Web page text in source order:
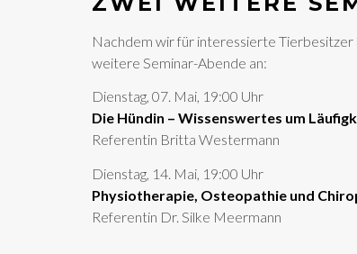
Nachdem wir für interessierte Tierbesitzer
weitere Seminar-Abende an:
Dienstag, 07. Mai, 19:00 Uhr
Die Hündin – Wissenswertes um
Referentin Britta Westermann
Dienstag, 14. Mai, 19:00 Uhr
Physiotherapie, Osteopathie und
Referentin Dr. Silke Meermann